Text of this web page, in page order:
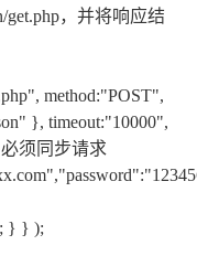
get.php，并将响应结
method:"POST",
}, timeout:"10000",
必须同步请求
} } );